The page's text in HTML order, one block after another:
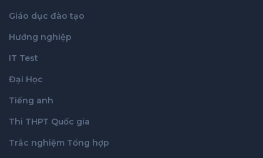
Giáo dục đào tạo
Hướng nghiệp
IT Test
Đại Học
Tiếng anh
Thi THPT Quốc gia
Trắc nghiệm Tổng hợp